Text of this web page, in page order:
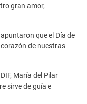
gran amor,
que el Día de
corazón de nuestras
María del Pilar
sirve de guía e